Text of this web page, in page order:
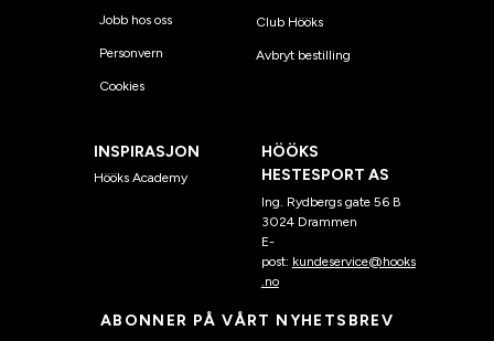
Jobb hos oss
Personvern
Cookies
Club Hööks
Avbryt bestilling
INSPIRASJON
Hööks Academy
HÖÖKS
HESTESPORT AS
Ing. Rydbergs gate 56 B
3024 Drammen
E-
post: kundeservice@hooks
.no
ABONNER PÅ VÅRT NYHETSBREV